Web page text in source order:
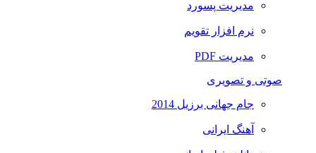
مدیریت پسورد
نرم افزار تقویم
مدیریت PDF
صوتی و تصویری
جام جهانی برزیل 2014
آهنگ ایرانی